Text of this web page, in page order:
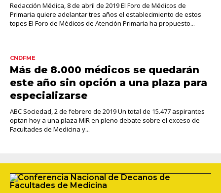
Redacción Médica, 8 de abril de 2019 El Foro de Médicos de
Primaria quiere adelantar tres años el establecimiento de estos
topes El Foro de Médicos de Atención Primaria ha propuesto...
CNDFME
Más de 8.000 médicos se quedarán
este año sin opción a una plaza para
especializarse
ABC Sociedad, 2 de febrero de 2019 Un total de 15.477 aspirantes
optan hoy a una plaza MIR en pleno debate sobre el exceso de
Facultades de Medicina y...